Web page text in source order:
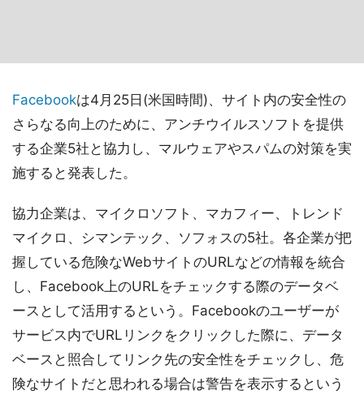
Facebookは4月25日(米国時間)、サイト内の安全性の
さらなる向上のために、アンチウイルスソフトを提供
する企業5社と協力し、マルウェアやスパムの対策を実
施すると発表した。
協力企業は、マイクロソフト、マカフィー、トレンド
マイクロ、シマンテック、ソフォスの5社。各企業が把
握している危険なWebサイトのURLなどの情報を統合
し、Facebook上のURLをチェックする際のデータベ
ースとして活用するという。Facebookのユーザーが
サービス内でURLリンクをクリックした際に、データ
ベースと照合してリンク先の安全性をチェックし、危
険なサイトだと思われる場合は警告を表示するという